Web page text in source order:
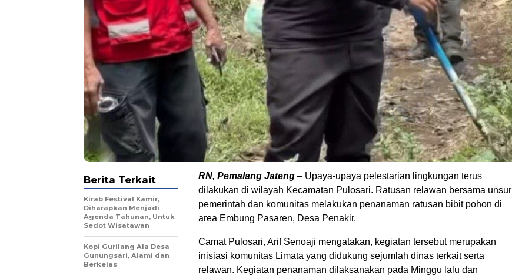
RN, Pemalang Jateng – Upaya-upaya pelestarian lingkungan terus
dilakukan di wilayah Kecamatan Pulosari. Ratusan relawan bersama unsur
pemerintah dan komunitas melakukan penanaman ratusan bibit pohon di
area Embung Pasaren, Desa Penakir.
Camat Pulosari, Arif Senoaji mengatakan, kegiatan tersebut merupakan
inisiasi komunitas Limata yang didukung sejumlah dinas terkait serta
relawan. Kegiatan penanaman dilaksanakan pada Minggu lalu dan
Berita Terkait
Kirab Festival Kamir,
Diharapkan Menjadi
Agenda Tahunan, Untuk
Sedot Wisatawan
Kopi Gurilang Ala Desa
Gunungsari, Alami dan
Berkelas